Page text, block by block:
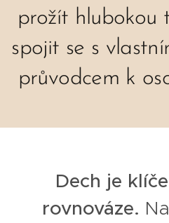
prožít hlubokou
spojit se s
průvodcem k
Dech je
rovnováze.